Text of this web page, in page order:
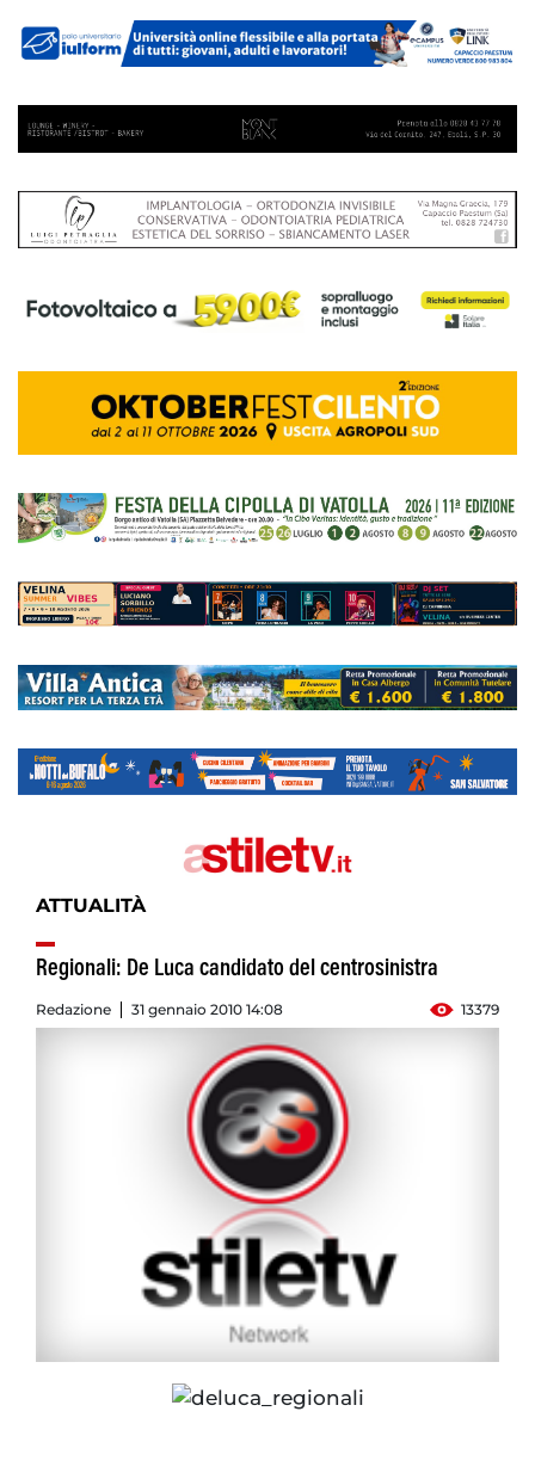
ATTUALITÀ
Regionali: De Luca candidato del centrosinistra
Redazione 31 gennaio 2010 14:08 13379